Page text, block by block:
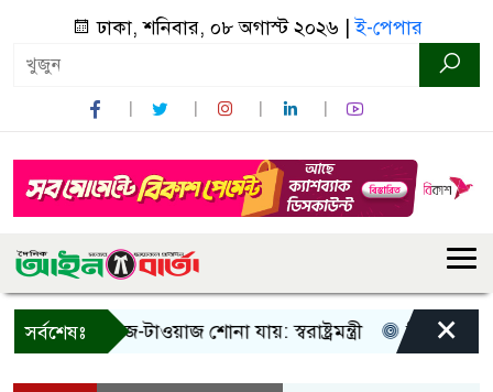
ঢাকা, শনিবার, ০৮ অগাস্ট ২০২৬ |ই-পেপার
সর্বশেষঃ
শুধু আওয়াজ-টাওয়াজ শোনা যায়: স্বরাষ্ট্রমন্ত্রী তিন দিনের
×